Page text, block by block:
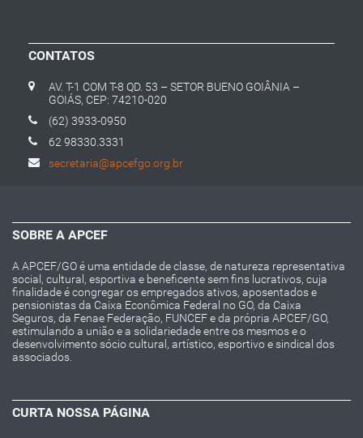
CONTATOS
AV. T-1 COM T-8 QD. 53 – SETOR BUENO GOIÂNIA –
GOIÁS, CEP: 74210-020
(62) 3933-0950
62 98330.3331
secretaria@apcefgo.org.br
SOBRE A APCEF
A APCEF/GO é uma entidade de classe, de natureza representativa
social, cultural, esportiva e beneficente sem fins lucrativos, cuja
finalidade é congregar os empregados ativos, aposentados e
pensionistas da Caixa Econômica Federal no GO, da Caixa
Seguros, da Fenae Federação, FUNCEF e da própria APCEF/GO,
estimulando a união e a solidariedade entre os mesmos e o
desenvolvimento sócio cultural, artístico, esportivo e sindical dos
associados.
CURTA NOSSA PÁGINA